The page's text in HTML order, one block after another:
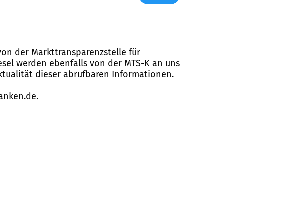
der Markttransparenzstelle für
werden ebenfalls von der MTS-K an uns
dieser abrufbaren Informationen.
.